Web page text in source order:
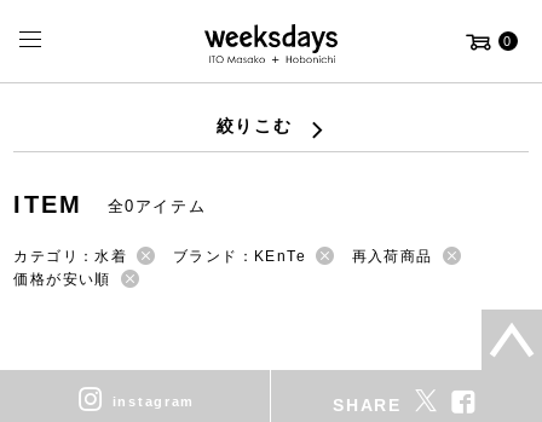
0
絞りこむ
ITEM 全0アイテム
カテゴリ：水着 ブランド：KEnTe
再入荷商品
価格が安い順
instagram SHARE